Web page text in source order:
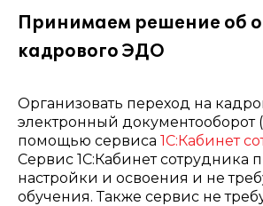
Принимаем решение об
кадрового ЭДО
Организовать переход на
электронный
помощью сервиса 1С:Кабинет
Сервис 1С:Кабинет сотрудника
настройки и освоения и не
обучения. Также сервис не